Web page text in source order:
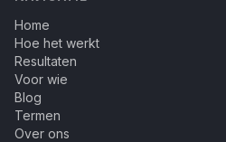
Home
Hoe het werkt
Resultaten
Voor wie
Blog
Termen
Over ons